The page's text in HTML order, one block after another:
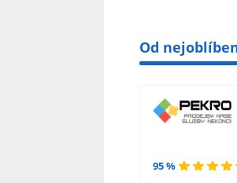
Od
95 %